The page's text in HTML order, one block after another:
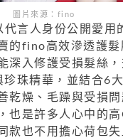
圖片來源：fino
言人身份公開愛用
的fino高效滲透護髮
深入修護受損髮絲，
珠精華，並結合6
乾燥、毛躁與受損問
也是許多人心中的高
款也不用擔心荷包失